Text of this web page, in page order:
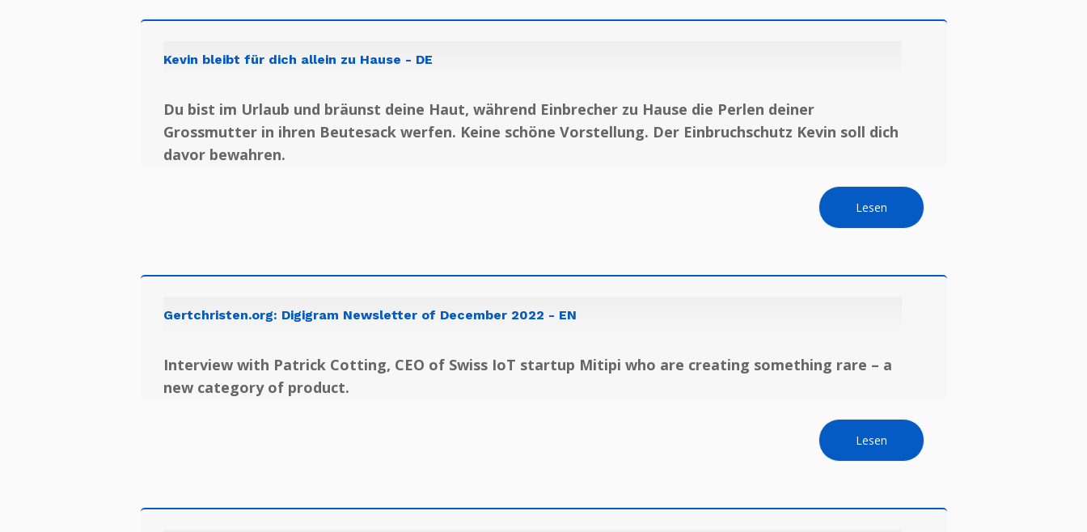
Kevin bleibt für dich allein zu Hause - DE
Du bist im Urlaub und bräunst deine Haut, während Einbrecher zu Hause die Perlen deiner
Grossmutter in ihren Beutesack werfen. Keine schöne Vorstellung. Der Einbruchschutz Kevin soll dich
davor bewahren.
Lesen
Gertchristen.org: Digigram Newsletter of December 2022 - EN
Interview with Patrick Cotting, CEO of Swiss IoT startup Mitipi who are creating something rare – a
new category of product.
Lesen